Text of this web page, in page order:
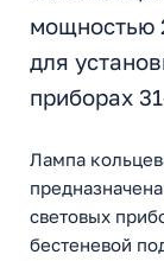
мощностью
для
приборах
Лампа
световых
бестеневой